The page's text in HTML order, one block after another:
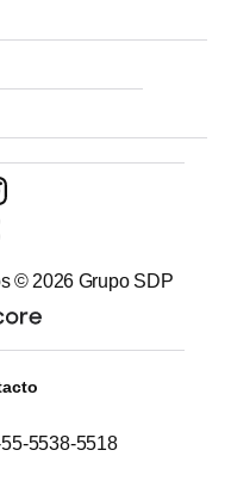
© 2026 Grupo SDP
5538-5518